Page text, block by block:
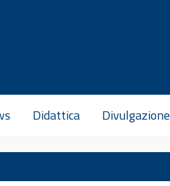
Didattica Divulgazione